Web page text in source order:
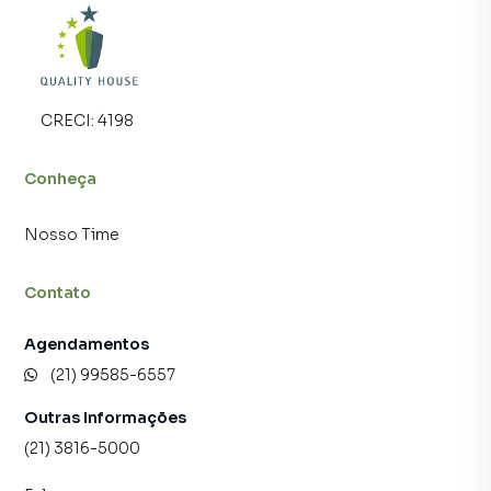
CRECI: 4198
Conheça
Nosso Time
Contato
Agendamentos
(21) 99585-6557
Outras Informações
(21) 3816-5000